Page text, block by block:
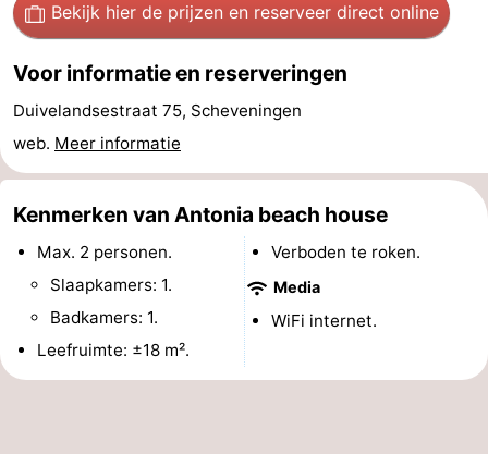
Kijkduin
Last
minutes
Strand
&
doen
Bezienswaardigheden
-
Musea
Monumenten
Uitkijkpunten
Attracties
Bekijk hier de prijzen en reserveer direct online
Voor informatie en reserveringen
Duivelandsestraat 75, Scheveningen
web. Meer informatie
Kenmerken van Antonia beach house
Max. 2 personen.
Slaapkamers: 1.
Badkamers: 1.
Leefruimte: ±18 m².
Verboden te roken.
Media
WiFi internet.